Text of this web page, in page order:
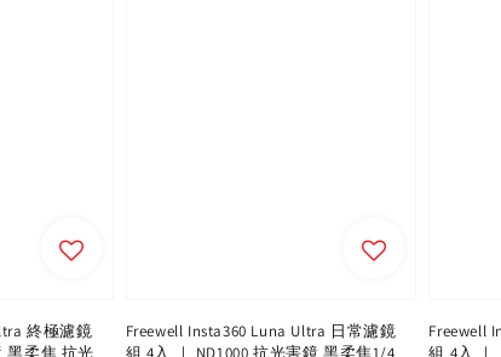
終極濾鏡
Freewell Insta360 Luna Ultra 日常濾鏡
Freewell